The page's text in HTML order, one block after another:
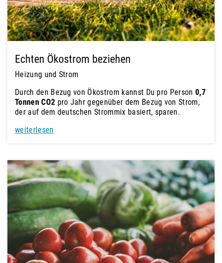
Echten Ökostrom beziehen
Heizung und Strom
Durch den Bezug von Ökostrom kannst Du pro Person 0,7
Tonnen CO2 pro Jahr gegenüber dem Bezug von Strom,
der auf dem deutschen Strommix basiert, sparen.
weiterlesen